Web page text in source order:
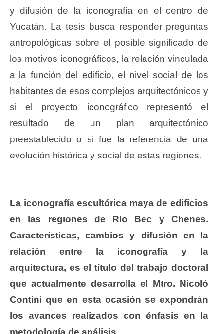
y difusión de la iconografía en el centro de
Yucatán. La tesis busca responder preguntas
antropológicas sobre el posible significado de
los motivos iconográficos, la relación vinculada
a la función del edificio, el nivel social de los
habitantes de esos complejos arquitectónicos y
si el proyecto iconográfico representó el
resultado de un plan arquitectónico
preestablecido o si fue la referencia de una
evolución histórica y social de estas regiones.
La iconografía escultórica maya de edificios
en las regiones de Río Bec y Chenes.
Características, cambios y difusión en la
relación entre la iconografía y la
arquitectura, es el título del trabajo doctoral
que actualmente desarrolla el Mtro. Nicoló
Contini que en esta ocasión se expondrán
los avances realizados con énfasis en la
metodología de análisis.